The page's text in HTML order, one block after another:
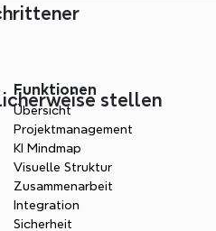
stellen
Funktionen
Übersicht
Projektmanagement
KI Mindmap
Visuelle Struktur
Zusammenarbeit
Integration
Sicherheit